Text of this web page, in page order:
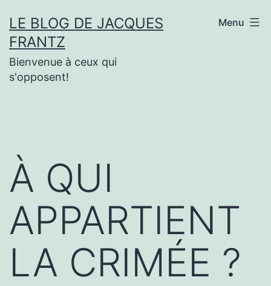
au
contenu
LE BLOG DE JACQUES
FRANTZ
Bienvenue à ceux qui
s'opposent!
Menu
À QUI
APPARTIENT
LA CRIMÉE ?